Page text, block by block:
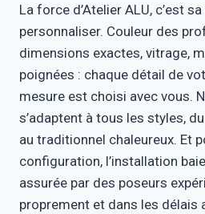
La force d’Atelier ALU, c’est
personnaliser. Couleur des
dimensions exactes, vitrage,
poignées : chaque détail de
mesure est choisi avec vous.
s’adaptent à tous les styles,
au traditionnel chaleureux. Et
configuration, l’installation
assurée par des poseurs
proprement et dans les délais